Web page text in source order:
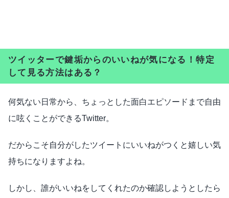
ツイッターで鍵垢からのいいねが気になる！特定
して見る方法はある？
何気ない日常から、ちょっとした面白エピソードまで自由
に呟くことができるTwitter。
だからこそ自分がしたツイートにいいねがつくと嬉しい気
持ちになりますよね。
しかし、誰がいいねをしてくれたのか確認しようとしたら